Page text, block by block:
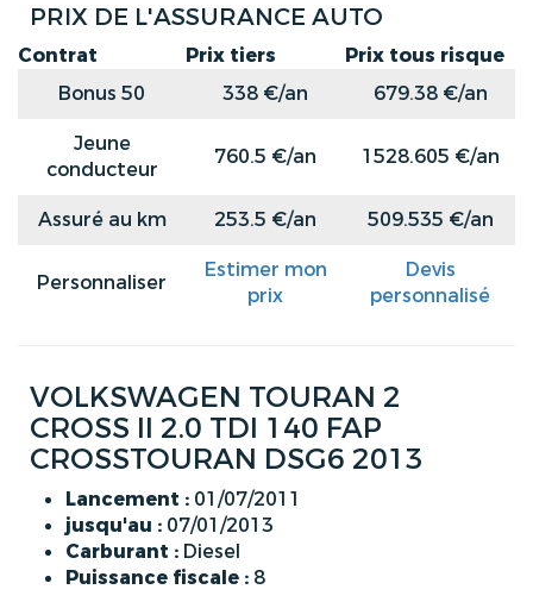
PRIX DE L'ASSURANCE AUTO
Contrat Prix tiers
Prix tous risque
Bonus 50
338 €/an
679.38 €/an
Jeune
conducteur
760.5 €/an 1528.605 €/an
Assuré au km 253.5 €/an 509.535 €/an
Personnaliser
Estimer mon
prix
Devis
personnalisé
VOLKSWAGEN TOURAN 2
CROSS II 2.0 TDI 140 FAP
CROSSTOURAN DSG6 2013
Lancement : 01/07/2011
jusqu'au : 07/01/2013
Carburant : Diesel
Puissance fiscale : 8